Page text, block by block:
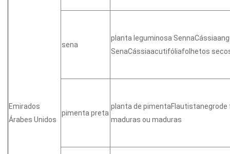
Emirados
Árabes Unidos
sena
planta leguminosa
SenaCássiaacutifóliafolhetos
pimenta preta
planta de
maduras ou maduras